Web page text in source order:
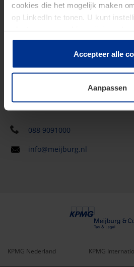
cookies die het mogelijk maken
op LinkedIn te tonen. U kunt
te klikken. Als u op “Accepteer
toestemming voor het gebruik van
toestemming kunt u altijd weer
Accepteer alle
Aanpassen
Kantoren
Nieuwsoverzicht
Contact & kantoren
088 9091000
info@meijburg.nl
KPMG Nederland KPMG